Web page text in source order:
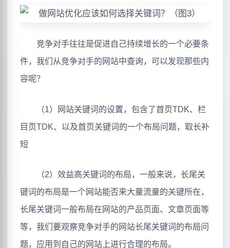
竞争对手往往是促进自己持续增长的一个必要条
件，我们从竞争对手的网站中查询，可以发现那些内
容呢？
（1）网站关键词的设置，包含了首页TDK、栏
目页TDK、以及首页关键词的一个布局问题，取长补
短
（2）效益高关键词的布局，一般来说，长尾关
键词的布局是一个网站能否来大量流量的关键所在，
长尾关键词一般布局在网站的产品页面、文章页面等
等，我们要观察竞争对手的网站长尾关键词的布局问
题，应用到自己的网站上进行合理的布局。